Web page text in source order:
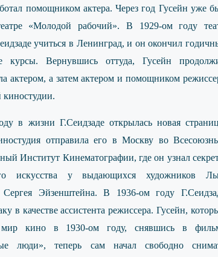
помощником актера. Через год Гусейн уже
«Молодой рабочий». В 1929-ом году
учиться в Ленинград, и он окончил
курсы. Вернувшись оттуда, Гусейн
актером, а затем актером и помощником
киностудии.
в жизни Г.Сеидзаде открылась новая
отправила его в Москву во
Институт Кинематографии, где он узнал
искусства у выдающихся художников
Эйзенштейна. В 1936-ом году
в качестве ассистента режиссера. Гусейн,
кино в 1930-ом году, снявшись в
люди», теперь сам начал свободно